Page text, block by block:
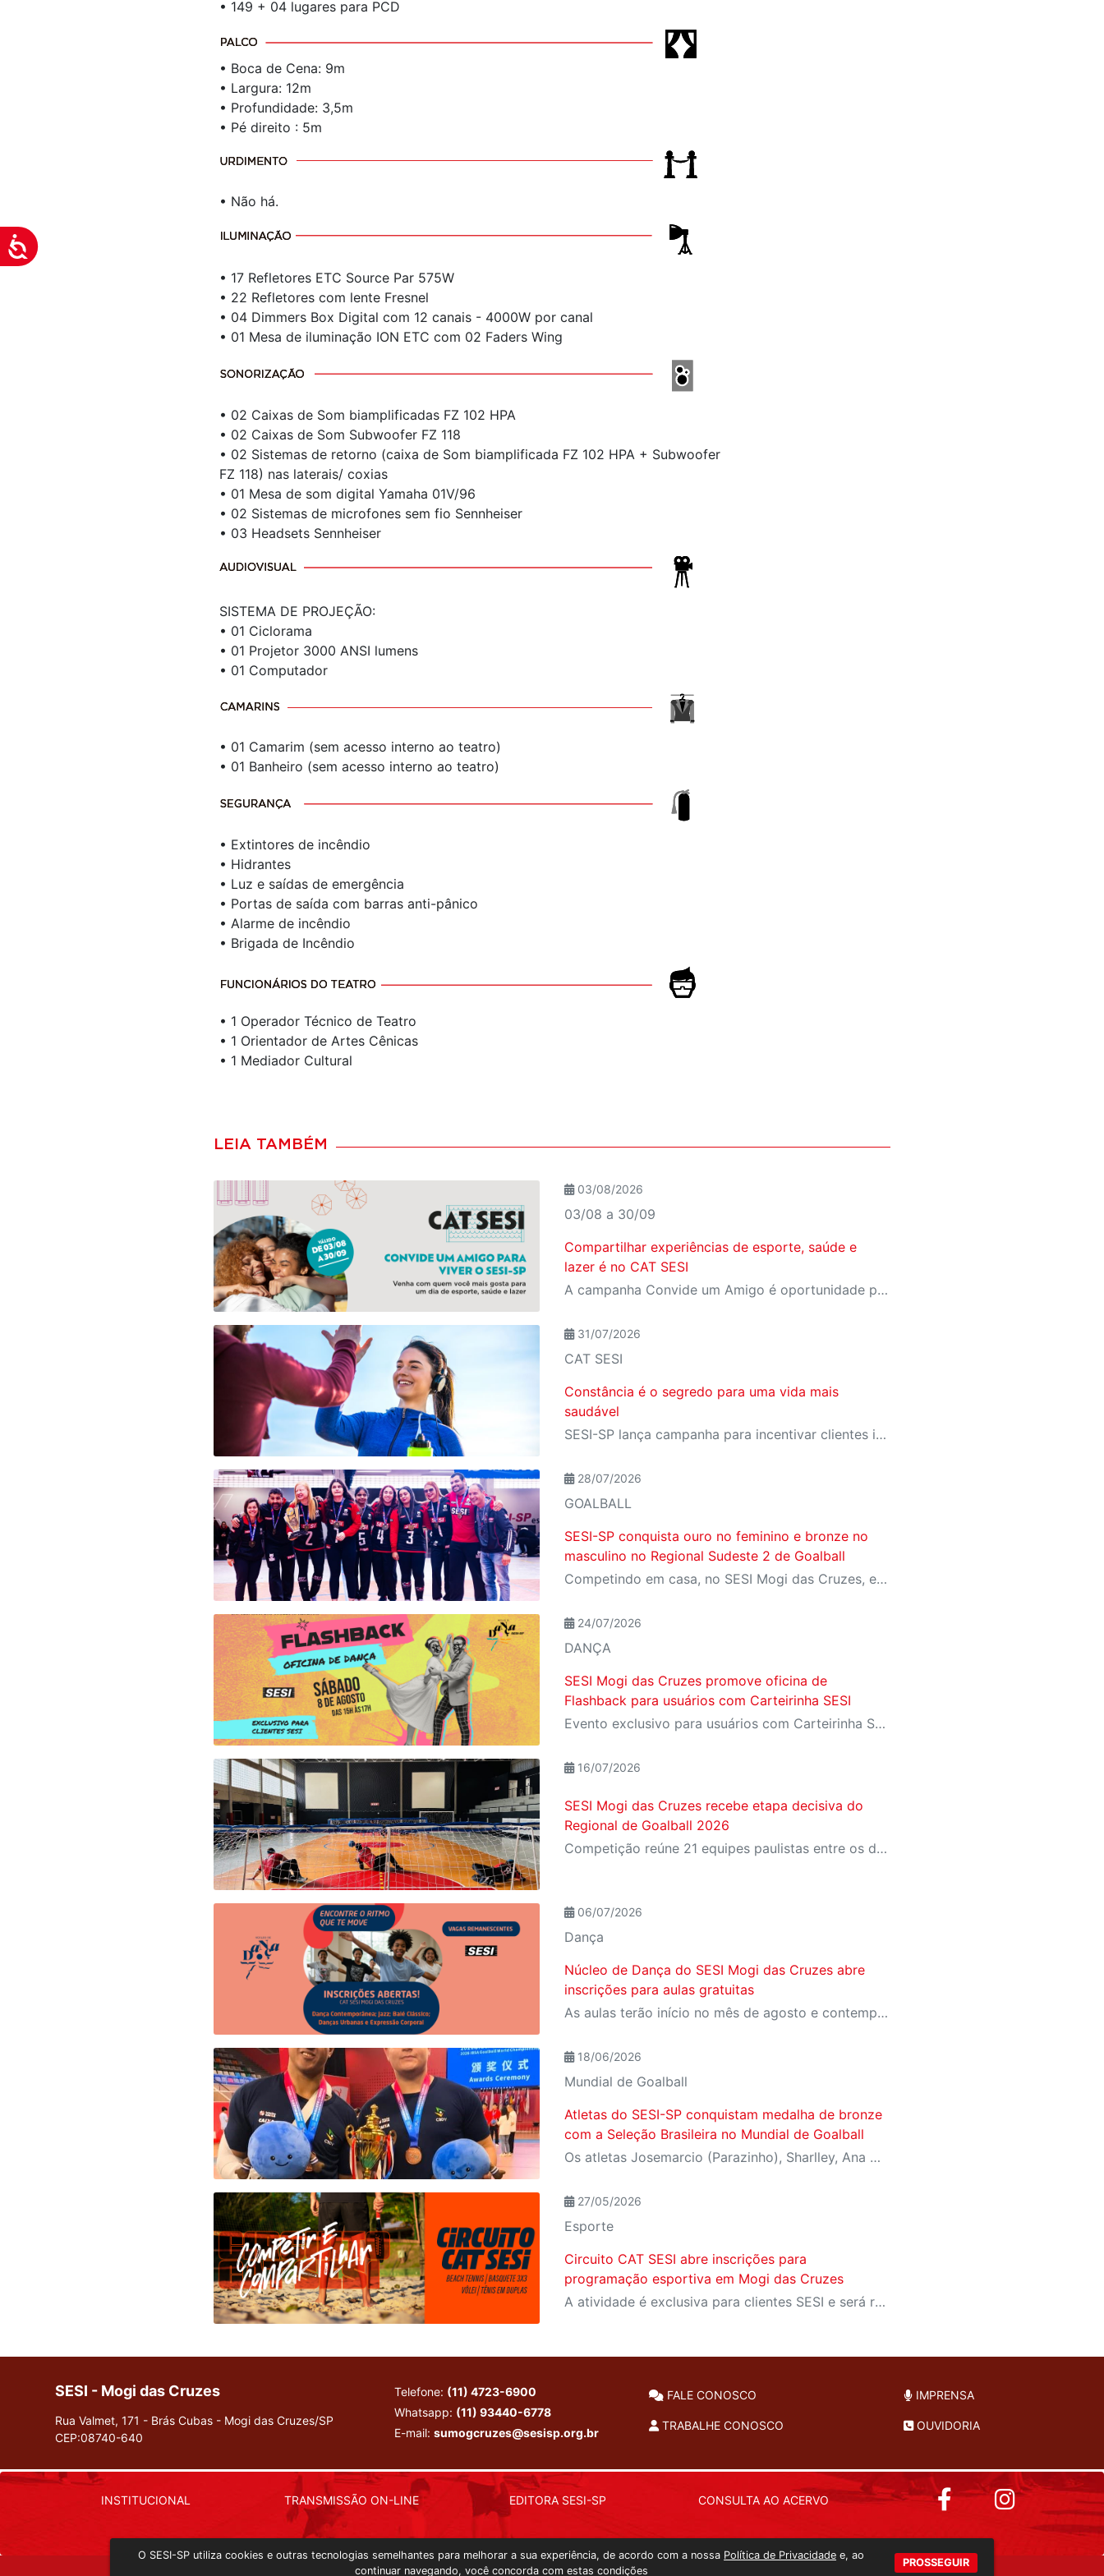
abrir
um
Acessibilidade
• 149 + 04 lugares para PCD
• Boca de Cena: 9m
• Largura: 12m
• Profundidade: 3,5m
• Pé direito : 5m
• Não há.
• 17 Refletores ETC Source Par 575W
• 22 Refletores com lente Fresnel
• 04 Dimmers Box Digital com 12 canais - 4000W por canal
• 01 Mesa de iluminação ION ETC com 02 Faders Wing
• 02 Caixas de Som biamplificadas FZ 102 HPA
• 02 Caixas de Som Subwoofer FZ 118
• 02 Sistemas de retorno (caixa de Som biamplificada FZ 102 HPA + Subwoofer
FZ 118) nas laterais/ coxias
• 01 Mesa de som digital Yamaha 01V/96
• 02 Sistemas de microfones sem fio Sennheiser
• 03 Headsets Sennheiser
SISTEMA DE PROJEÇÃO:
• 01 Ciclorama
• 01 Projetor 3000 ANSI lumens
• 01 Computador
• 01 Camarim (sem acesso interno ao teatro)
• 01 Banheiro (sem acesso interno ao teatro)
• Extintores de incêndio
• Hidrantes
• Luz e saídas de emergência
• Portas de saída com barras anti-pânico
• Alarme de incêndio
• Brigada de Incêndio
• 1 Operador Técnico de Teatro
• 1 Orientador de Artes Cênicas
• 1 Mediador Cultural
LEIA TAMBÉM
03/08/2026
03/08 a 30/09
Compartilhar experiências de esporte, saúde e
lazer é no CAT SESI
A campanha Convide um Amigo é oportunidade para reunir amigos para aproveitar juntos toda estrutura da unidade. Os benefícios para clientes e convidados estão no regulamento.
31/07/2026
CAT SESI
Constância é o segredo para uma vida mais
saudável
SESI-SP lança campanha para incentivar clientes inativos a retomarem a prática de atividades físicas, esporte e lazer com benefícios exclusivos
28/07/2026
GOALBALL
SESI-SP conquista ouro no feminino e bronze no
masculino no Regional Sudeste 2 de Goalball
Competindo em casa, no SESI Mogi das Cruzes, equipes do SESI-SP encerram a competição com duas medalhas e reforçam a tradição da instituição entre as principais forças do goalball brasileiro.
24/07/2026
DANÇA
SESI Mogi das Cruzes promove oficina de
Flashback para usuários com Carteirinha SESI
Evento exclusivo para usuários com Carteirinha SESI oferece uma tarde de dança, musicalidade e diversão com os maiores sucessos das décadas de 70, 80, 90 e 2000.
16/07/2026
SESI Mogi das Cruzes recebe etapa decisiva do
Regional de Goalball 2026
Competição reúne 21 equipes paulistas entre os dias 21 e 25 de julho e encerra o calendário de Regionais da modalidade promovidos pela Confederação Brasileira de Desportos de Deficientes Visuais (CBDV)
06/07/2026
Dança
Núcleo de Dança do SESI Mogi das Cruzes abre
inscrições para aulas gratuitas
As aulas terão início no mês de agosto e contemplam cinco modalidades: Balé Clássico, Dança Contemporânea, Danças Urbanas, Jazz e Expressão Corporal.
18/06/2026
Mundial de Goalball
Atletas do SESI-SP conquistam medalha de bronze
com a Seleção Brasileira no Mundial de Goalball
Os atletas Josemarcio (Parazinho), Sharlley, Ana Gabriely e Danielle Longhini defenderam a Seleção Brasileira de Goalball no Campeonato Mundial, realizado na China, conquistando uma medalha de bronze no masculino
27/05/2026
Esporte
Circuito CAT SESI abre inscrições para
programação esportiva em Mogi das Cruzes
A atividade é exclusiva para clientes SESI e será realizada nos dias 13, 14 e 27 de junho, no CAT SESI Mogi das Cruzes.
SESI - Mogi das Cruzes
Rua Valmet, 171 - Brás Cubas - Mogi das Cruzes/SP
CEP:08740-640
Telefone: (11) 4723-6900
Whatsapp: (11) 93440-6778
E-mail:sumogcruzes@sesisp.org.br
FALE CONOSCO
TRABALHE CONOSCO
IMPRENSA
OUVIDORIA
INSTITUCIONAL TRANSMISSÃO ON-LINE EDITORA SESI-SP CONSULTA AO ACERVO
Copyright 2026 © Todos os direitos reservados. -
O SESI-SP utiliza cookies e outras tecnologias semelhantes para melhorar a sua experiência, de acordo com a nossa Política de Privacidade e, ao
continuar navegando, você concorda com estas condições
PROSSEGUIR